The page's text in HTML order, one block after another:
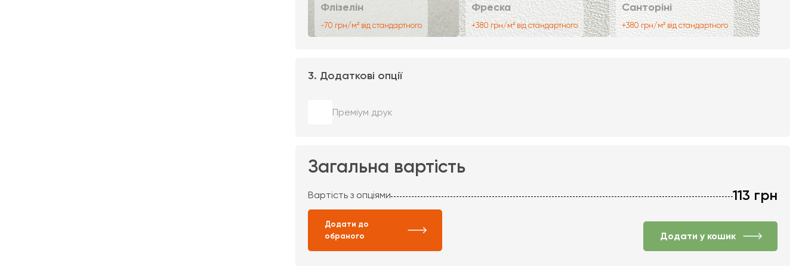
Флізелін
-70 грн/м² від стандартного
Фреска
+380 грн/м² від стандартного
Санторіні
+380 грн/м² від стандартного
3. Додаткові опції
Преміум друк
Загальна вартість
Вартість з опціями 113 грн
Додати до
обраного
Додати у кошик